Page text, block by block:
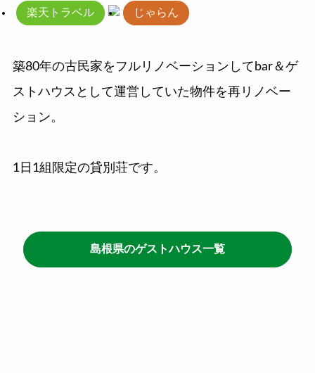
楽天トラベル じゃらん
築80年の古民家をフルリノベーションしてbar＆ゲ
ストハウスとして運営していた物件を再リノベー
ション。
1日1組限定の貸別荘です。
島根県のゲストハウス一覧